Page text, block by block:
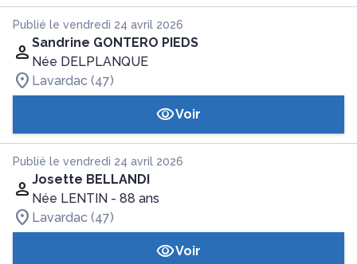
Publié le vendredi 24 avril 2026
Sandrine GONTERO PIEDS
Née DELPLANQUE
Lavardac (47)
Voir
Publié le vendredi 24 avril 2026
Josette BELLANDI
Née LENTIN - 88 ans
Lavardac (47)
Voir